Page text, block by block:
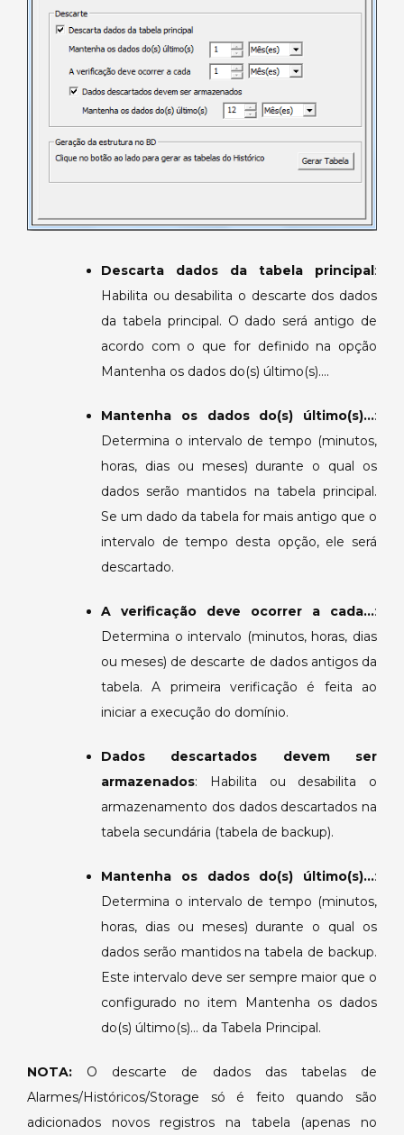
Descarta dados da tabela principal :
Habilita ou desabilita o descarte dos dados
da tabela principal. O dado será antigo de
acordo com o que for definido na opção
Mantenha os dados do(s) último(s)….
Mantenha os dados do(s) último(s)…:
Determina o intervalo de tempo (minutos,
horas, dias ou meses) durante o qual os
dados serão mantidos na tabela principal.
Se um dado da tabela for mais antigo que o
intervalo de tempo desta opção, ele será
descartado.
A verificação deve ocorrer a cada…:
Determina o intervalo (minutos, horas, dias
ou meses) de descarte de dados antigos da
tabela. A primeira verificação é feita ao
iniciar a execução do domínio.
Dados descartados devem ser
armazenados: Habilita ou desabilita o
armazenamento dos dados descartados na
tabela secundária (tabela de backup).
Mantenha os dados do(s) último(s)…:
Determina o intervalo de tempo (minutos,
horas, dias ou meses) durante o qual os
dados serão mantidos na tabela de backup.
Este intervalo deve ser sempre maior que o
configurado no item Mantenha os dados
do(s) último(s)… da Tabela Principal.
NOTA: O descarte de dados das tabelas de
Alarmes/Históricos/Storage só é feito quando são
adicionados novos registros na tabela (apenas no